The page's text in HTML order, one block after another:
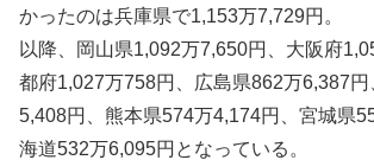
かったのは兵庫県で1,153万7,729円。
以降、岡山県1,092万7,650円、大阪府
都府1,027万758円、広島県862万6,387
5,408円、熊本県574万4,174円、宮城県
海道532万6,095円となっている。